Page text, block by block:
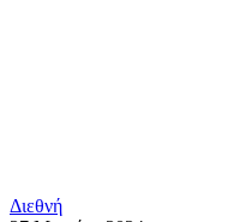
Διεθνή